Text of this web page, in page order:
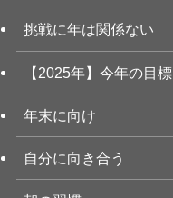
挑戦に年は関係ない
【2025年】今年の目標
年末に向け
自分に向き合う